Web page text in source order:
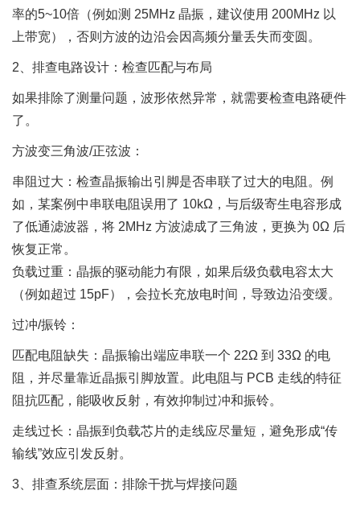
率的5~10倍（例如测 25MHz 晶振，建议使用 200MHz 以
上带宽），否则方波的边沿会因高频分量丢失而变圆。
2、排查电路设计：检查匹配与布局
如果排除了测量问题，波形依然异常，就需要检查电路硬件
了。
方波变三角波/正弦波：
串阻过大：检查晶振输出引脚是否串联了过大的电阻。例
如，某案例中串联电阻误用了 10kΩ，与后级寄生电容形成
了低通滤波器，将 2MHz 方波滤成了三角波，更换为 0Ω 后
恢复正常。
负载过重：晶振的驱动能力有限，如果后级负载电容太大
（例如超过 15pF），会拉长充放电时间，导致边沿变缓。
过冲/振铃：
匹配电阻缺失：晶振输出端应串联一个 22Ω 到 33Ω 的电
阻，并尽量靠近晶振引脚放置。此电阻与 PCB 走线的特征
阻抗匹配，能吸收反射，有效抑制过冲和振铃。
走线过长：晶振到负载芯片的走线应尽量短，避免形成“传
输线”效应引发反射。
3、排查系统层面：排除干扰与焊接问题